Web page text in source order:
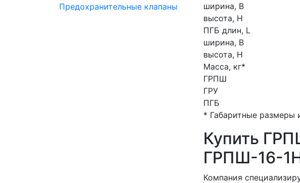
Предохранительные клапаны
ширина, В
высота, H
ПГБ длин, L
ширина, B
высота, H
Масса, кг*
ГРПШ
ГРУ
ПГБ
* Габаритные размеры
Купить
ГРПШ-16-
Компания